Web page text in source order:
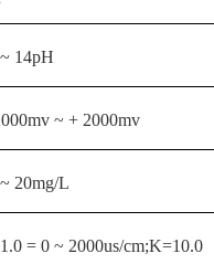
14pH
~ + 2000mv
20mg/L
= 0 ~ 2000us/cm;K=10.0